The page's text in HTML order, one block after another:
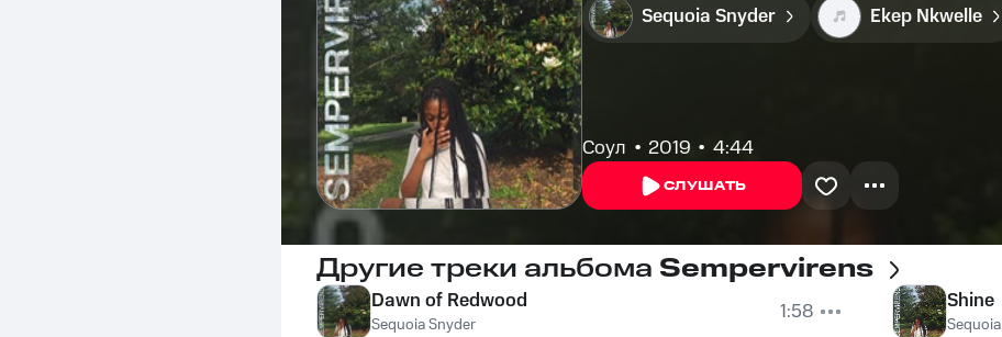
Sequoia Snyder Ekep Nkwelle
Соул 2019 4:44
СЛУШАТЬ
Другие треки альбома Sempervirens
Dawn of Redwood
Sequoia Snyder
1:58
Shine